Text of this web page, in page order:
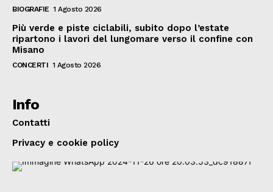
BIOGRAFIE 1 Agosto 2026
Più verde e piste ciclabili, subito dopo l’estate
ripartono i lavori del lungomare verso il confine con
Misano
CONCERTI 1 Agosto 2026
Info
Contatti
Privacy e cookie policy